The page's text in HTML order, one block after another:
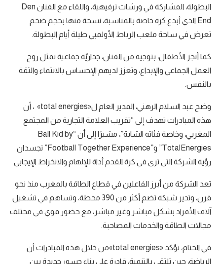
البطولة، المشاركة في ورشات ترفيهية، واللقاء مع الفنان Den
End الذي أبدع كرة خاصة بالمناسبة، نسخة منها بحجم ضخم
تعرض في ساحة ملعب الرباط الأولمبي طيلة أيام البطولة.
كما أنجز الأطفال، بتوجيه من الفنان، جداريّة جماعية تمثل روح
العمل الجماعي والإبداع، وتعزز لديهم الإحساس بالانتماء والثقة
بالنفس.
وضح عبد السلام الرهني، المدير العام ل«total energies» ، أن
هذه المبادرات تهدف إلى “تقريب العلامة التجارية من المجتمع
المغربي، وخاصة فئاته الشابة”، مشيرًا إلى أن “Ball Kid by
TotalEnergies” و”Football Together Experience” تجسدان
رؤية الشركة التي ترى في كرة القدم أداة للإلهام والانخراط الإيجابي.
تعد الشركة من أبرز الفاعلين في قطاع الطاقة بالمغرب منذ نحو
قرن، وتدير شبكة تضم أكثر من 390 محطة، وتساهم في تشغيل
آلاف الأفراد بشكل مباشر وغير مباشر، مع حضور قوي في مختلف
مجالات الطاقة والخدمات المصاحبة.
في الختام، تؤكد «total energies»من خلال هذه المبادرات أن
الرياضة، حين تلتقي بالتنمية، قادرة على بناء جسور جديدة بين